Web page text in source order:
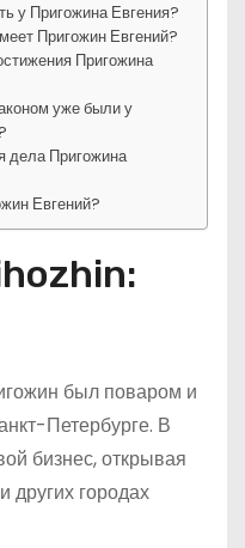
у Пригожина Евгения?
Пригожин Евгений?
Пригожина
уже были у
дела Пригожина
Евгений?
был поваром и
Петербурге. В
бизнес, открывая
других городах